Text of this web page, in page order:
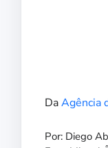
DaAgência
Por: Diego